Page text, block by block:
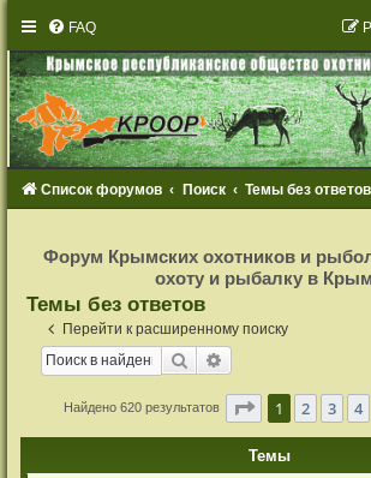
FAQ Р
Список форумов Поиск Темы без ответов
с
т
Форум Крымских охотников и
охоту и рыбалку в
Темы без ответов
Перейти к расширенному поиску
Поиск
Найдено 620 результатов Страница из
1 2 3 4
Темы